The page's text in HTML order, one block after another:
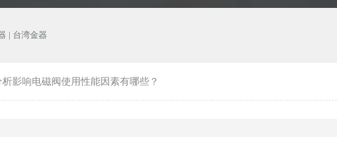
台湾金器
析影响电磁阀使用性能因素有哪些？